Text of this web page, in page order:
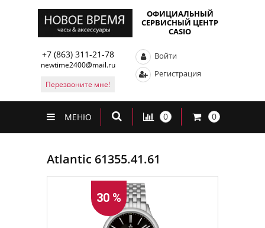
ОФИЦИАЛЬНЫЙ
СЕРВИСНЫЙ ЦЕНТР
CASIO
+7 (863) 311-21-78
newtime2400@mail.ru
Перезвоните мне!
Войти
Регистрация
МЕНЮ 0 0
Atlantic 61355.41.61
30 %